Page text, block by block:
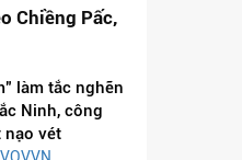
Chiềng Pấc,
làm tắc nghẽn
Ninh, công
nạo vét